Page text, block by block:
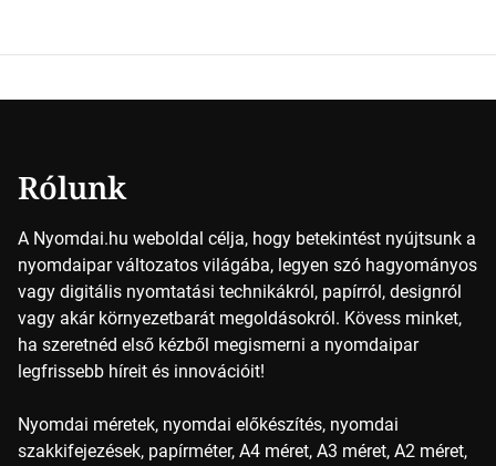
Rólunk
A Nyomdai.hu weboldal célja, hogy betekintést nyújtsunk a
nyomdaipar változatos világába, legyen szó hagyományos
vagy digitális nyomtatási technikákról, papírról, designról
vagy akár környezetbarát megoldásokról. Kövess minket,
ha szeretnéd első kézből megismerni a nyomdaipar
legfrissebb híreit és innovációit!
Nyomdai méretek, nyomdai előkészítés, nyomdai
szakkifejezések, papírméter, A4 méret, A3 méret, A2 méret,